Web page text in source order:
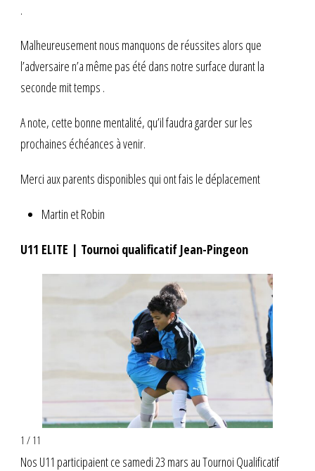
.
Malheureusement nous manquons de réussites alors que
l’adversaire n’a même pas été dans notre surface durant la
seconde mit temps .
A note, cette bonne mentalité, qu’il faudra garder sur les
prochaines échéances à venir.
Merci aux parents disponibles qui ont fais le déplacement
Martin et Robin
U11 ELITE | Tournoi qualificatif Jean-Pingeon
1 / 11
Nos U11 participaient ce samedi 23 mars au Tournoi Qualificatif